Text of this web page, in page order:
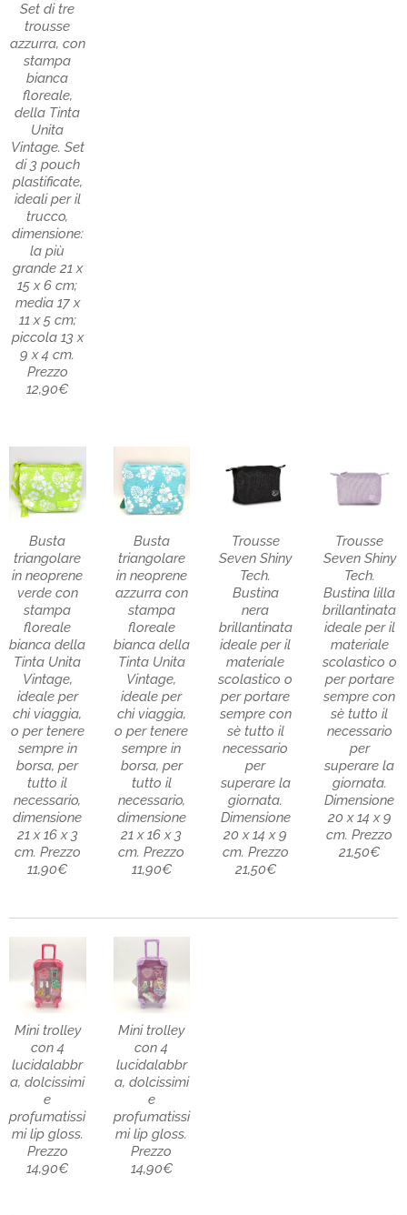
Set di tre
trousse
azzurra, con
stampa
bianca
floreale,
della Tinta
Unita
Vintage. Set
di 3 pouch
plastificate,
ideali per il
trucco,
dimensione:
la più
grande 21 x
15 x 6 cm;
media 17 x
11 x 5 cm;
piccola 13 x
9 x 4 cm.
Prezzo
12,90€
Busta
triangolare
in neoprene
verde con
stampa
floreale
bianca della
Tinta Unita
Vintage,
ideale per
chi viaggia,
o per tenere
sempre in
borsa, per
tutto il
necessario,
dimensione
21 x 16 x 3
cm. Prezzo
11,90€
Busta
triangolare
in neoprene
azzurra con
stampa
floreale
bianca della
Tinta Unita
Vintage,
ideale per
chi viaggia,
o per tenere
sempre in
borsa, per
tutto il
necessario,
dimensione
21 x 16 x 3
cm. Prezzo
11,90€
Trousse
Seven Shiny
Tech.
Bustina
nera
brillantinata
ideale per il
materiale
scolastico o
per portare
sempre con
sè tutto il
necessario
per
superare la
giornata.
Dimensione
20 x 14 x 9
cm. Prezzo
21,50€
Trousse
Seven Shiny
Tech.
Bustina lilla
brillantinata
ideale per il
materiale
scolastico o
per portare
sempre con
sè tutto il
necessario
per
superare la
giornata.
Dimensione
20 x 14 x 9
cm. Prezzo
21,50€
Mini trolley
con 4
lucidalabbr
a, dolcissimi
e
profumatissi
mi lip gloss.
Prezzo
14,90€
Mini trolley
con 4
lucidalabbr
a, dolcissimi
e
profumatissi
mi lip gloss.
Prezzo
14,90€